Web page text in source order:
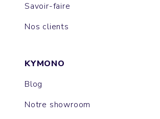
Savoir-faire
Nos clients
KYMONO
Blog
Notre showroom